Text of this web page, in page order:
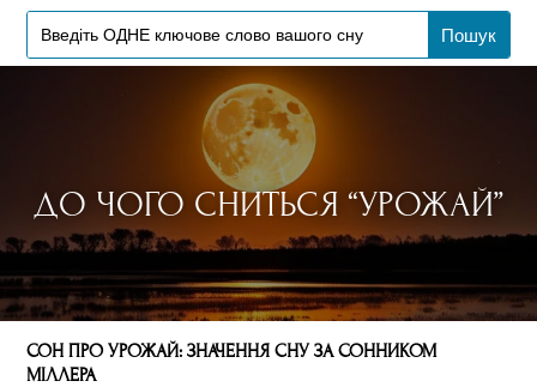
ДО ЧОГО СНИТЬСЯ “УРОЖАЙ”
СОН ПРО УРОЖАЙ: ЗНАЧЕННЯ СНУ ЗА СОННИКОМ
МІЛЛЕРА